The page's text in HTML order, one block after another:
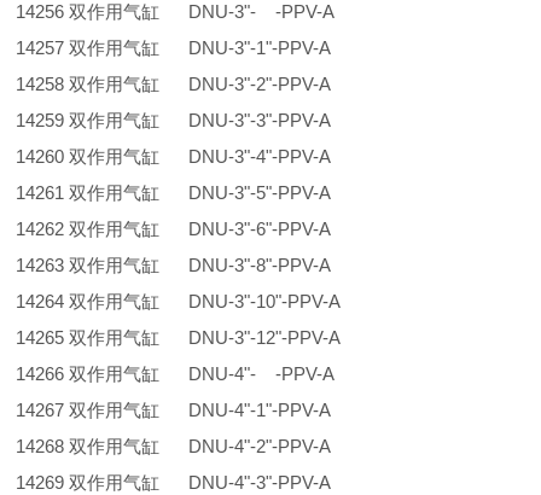
14256 双作用气缸 DNU-3"- -PPV-A
14257 双作用气缸 DNU-3"-1"-PPV-A
14258 双作用气缸 DNU-3"-2"-PPV-A
14259 双作用气缸 DNU-3"-3"-PPV-A
14260 双作用气缸 DNU-3"-4"-PPV-A
14261 双作用气缸 DNU-3"-5"-PPV-A
14262 双作用气缸 DNU-3"-6"-PPV-A
14263 双作用气缸 DNU-3"-8"-PPV-A
14264 双作用气缸 DNU-3"-10"-PPV-A
14265 双作用气缸 DNU-3"-12"-PPV-A
14266 双作用气缸 DNU-4"- -PPV-A
14267 双作用气缸 DNU-4"-1"-PPV-A
14268 双作用气缸 DNU-4"-2"-PPV-A
14269 双作用气缸 DNU-4"-3"-PPV-A